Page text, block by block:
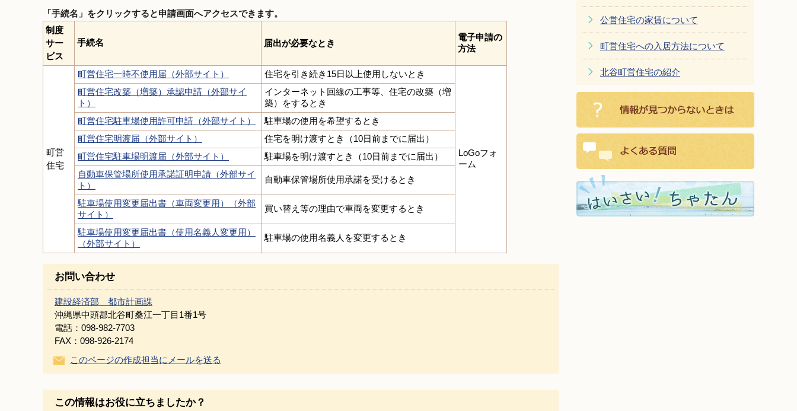
「手続名」をクリックすると申請画面へアクセスできます。
制度
サー
ビス
手続名 届出が必要なとき
電子申請の
方法
町営
住宅
町営住宅一時不使用届（外部サイト） 住宅を引き続き15日以上使用しないとき
LoGoフォ
ーム
町営住宅改築（増築）承認申請（外部サイ
ト）
インターネット回線の工事等、住宅の改築（増
築）をするとき
町営住宅駐車場使用許可申請（外部サイト）
駐車場の使用を希望するとき
町営住宅明渡届（外部サイト）
住宅を明け渡すとき（10日前までに届出）
町営住宅駐車場明渡届（外部サイト）
駐車場を明け渡すとき（10日前までに届出）
自動車保管場所使用承諾証明申請（外部サイ
ト）
自動車保管場所使用承諾を受けるとき
駐車場使用変更届出書（車両変更用）（外部
サイト）
買い替え等の理由で車両を変更するとき
駐車場使用変更届出書（使用名義人変更用）
（外部サイト）
駐車場の使用名義人を変更するとき
お問い合わせ
建設経済部 都市計画課
沖縄県中頭郡北谷町桑江一丁目1番1号
電話：098-982-7703
FAX：098-926-2174
このページの作成担当にメールを送る
この情報はお役に立ちましたか？
公営住宅の家賃について
町営住宅への入居方法について
北谷町営住宅の紹介